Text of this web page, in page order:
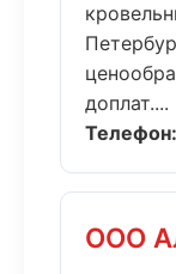
доплат....
Телефон:
ООО